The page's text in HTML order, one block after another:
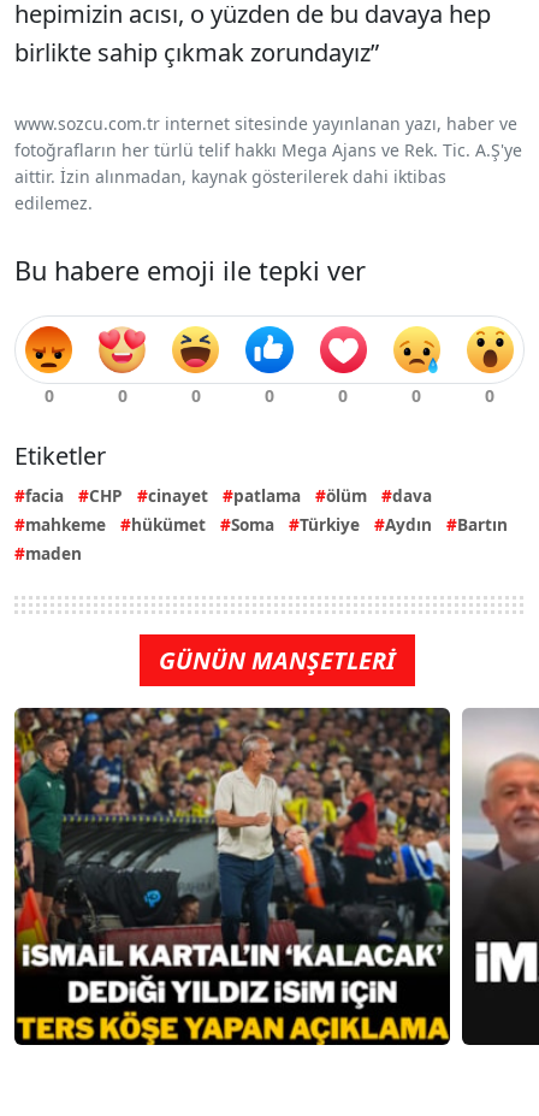
hepimizin acısı, o yüzden de bu davaya hep
birlikte sahip çıkmak zorundayız”
www.sozcu.com.tr internet sitesinde yayınlanan yazı, haber ve
fotoğrafların her türlü telif hakkı Mega Ajans ve Rek. Tic. A.Ş'ye
aittir. İzin alınmadan, kaynak gösterilerek dahi iktibas
edilemez.
Bu habere emoji ile tepki ver
Etiketler
facia CHP cinayet patlama ölüm
dava
mahkeme
hükümet Soma Türkiye Aydın
Bartın
maden
GÜNÜN MANŞETLERİ